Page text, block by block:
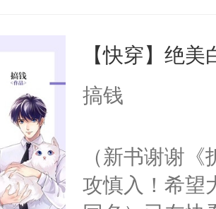
来，给老公
用力——为你
【快穿】绝
搞钱
（新书谢谢
攻慎入！希望